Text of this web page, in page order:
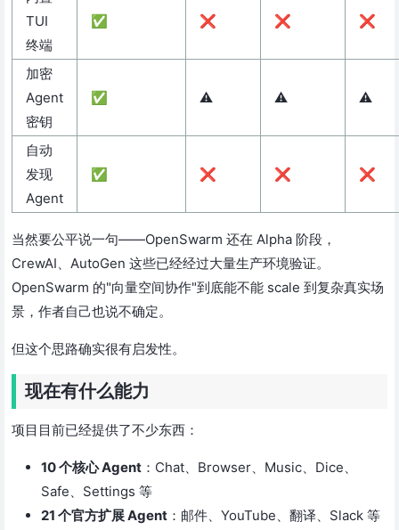
TUI
终端
✅ ❌ ❌ ❌
加密
Agent
密钥
✅ ⚠️ ⚠️ ⚠️
自动
发现
Agent
✅ ❌ ❌ ❌
当然要公平说一句——OpenSwarm 还在 Alpha 阶段，
CrewAI、AutoGen 这些已经经过大量生产环境验证。
OpenSwarm 的"向量空间协作"到底能不能 scale 到复杂真实场
景，作者自己也说不确定。
但这个思路确实很有启发性。
现在有什么能力
项目目前已经提供了不少东西：
10 个核心 Agent ：Chat、Browser、Music、Dice、
Safe、Settings 等
21 个官方扩展 Agent ：邮件、YouTube、翻译、Slack 等